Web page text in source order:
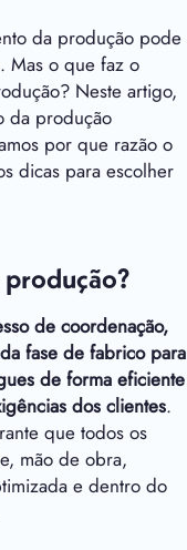
da produção pode
Mas o que faz o
Neste artigo,
da produção
por que razão o
dicas para escolher
de coordenação,
fase de fabrico para
de forma eficiente
dos clientes.
que todos os
mão de obra,
e dentro do